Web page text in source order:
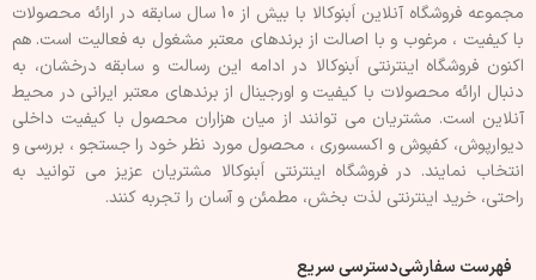
مجموعه فروشگاه آنلاین اَبنوکالا با بیش از 10 سال سابقه در ارائه محصولات
با کيفيت ، مرغوب و با اصالت از برندهای معتبر مشغول به فعاليت است. هم
اکنون فروشگاه اینترنتی اَبنوکالا در ادامه اين رسالت و سابقه درخشان، به
دنبال ارائه محصولات با کيفيت و اورجينال از برندهای معتبر ايرانی در محيط
آنلاين است. مشتريان می توانند از ميان هزاران محصول با کيفيت داخلی
دیوارپوش، کفپوش و اکسسوری ، محصول مورد نظر خود را جستجو ، بررسی و
انتخاب نمايند. در فروشگاه اینترنتی اَبنوکالا مشتريان عزیز می توانيد به
راحتی، خرید اینترنتی لذت بخش، مطمئن و آسان را تجربه کنند.
فهرست سفارشیدسترسی سریع